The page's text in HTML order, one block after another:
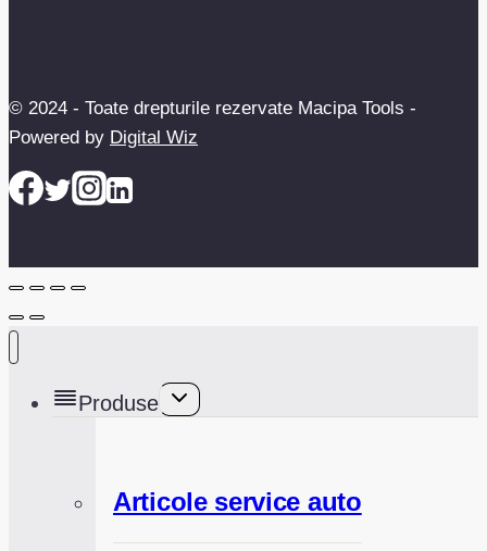
© 2024 - Toate drepturile rezervate Macipa Tools -
Powered by Digital Wiz
Produse
Toggle
child
Articole service auto